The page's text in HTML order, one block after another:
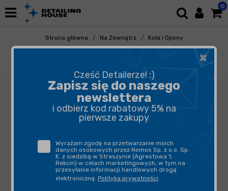
0
Strona główna Na Zewnątrz
Koła i Opony
Szczotki, Pędzelki i Aplikatory do Kół
×
Cześć Detailerze! :)
Zapisz się do naszego
newslettera
i odbierz kod rabatowy 5% na
pierwsze zakupy
Wyrażam zgodę na przetwarzanie moich
danych osobowych przez Nomos Sp. z o.o. Sp.
K. z siedzibą w Straszynie (Agrestowa 1,
Rekcin) w celach marketingowych, w tym na
przesyłanie informacji handlowych drogą
elektroniczną. Polityka prywatności.